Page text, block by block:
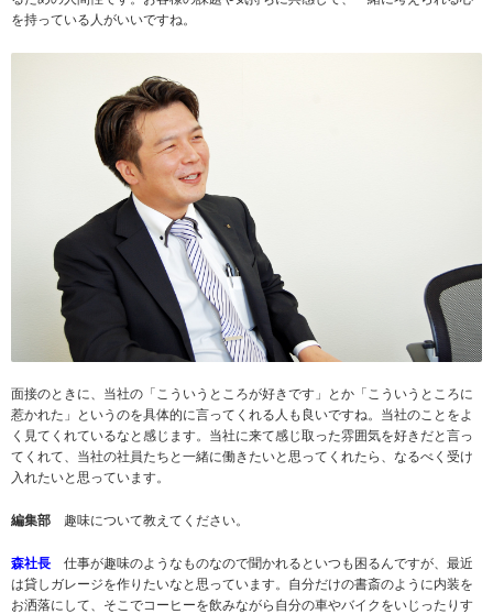
を持っている人がいいですね。
面接のときに、当社の「こういうところが好きです」とか「こういうところに
惹かれた」というのを具体的に言ってくれる人も良いですね。当社のことをよ
く見てくれているなと感じます。当社に来て感じ取った雰囲気を好きだと言っ
てくれて、当社の社員たちと一緒に働きたいと思ってくれたら、なるべく受け
入れたいと思っています。
編集部 趣味について教えてください。
森社長
仕事が趣味のようなものなので聞かれるといつも困るんですが、最近
は貸しガレージを作りたいなと思っています。自分だけの書斎のように内装を
お洒落にして、そこでコーヒーを飲みながら自分の車やバイクをいじったりす